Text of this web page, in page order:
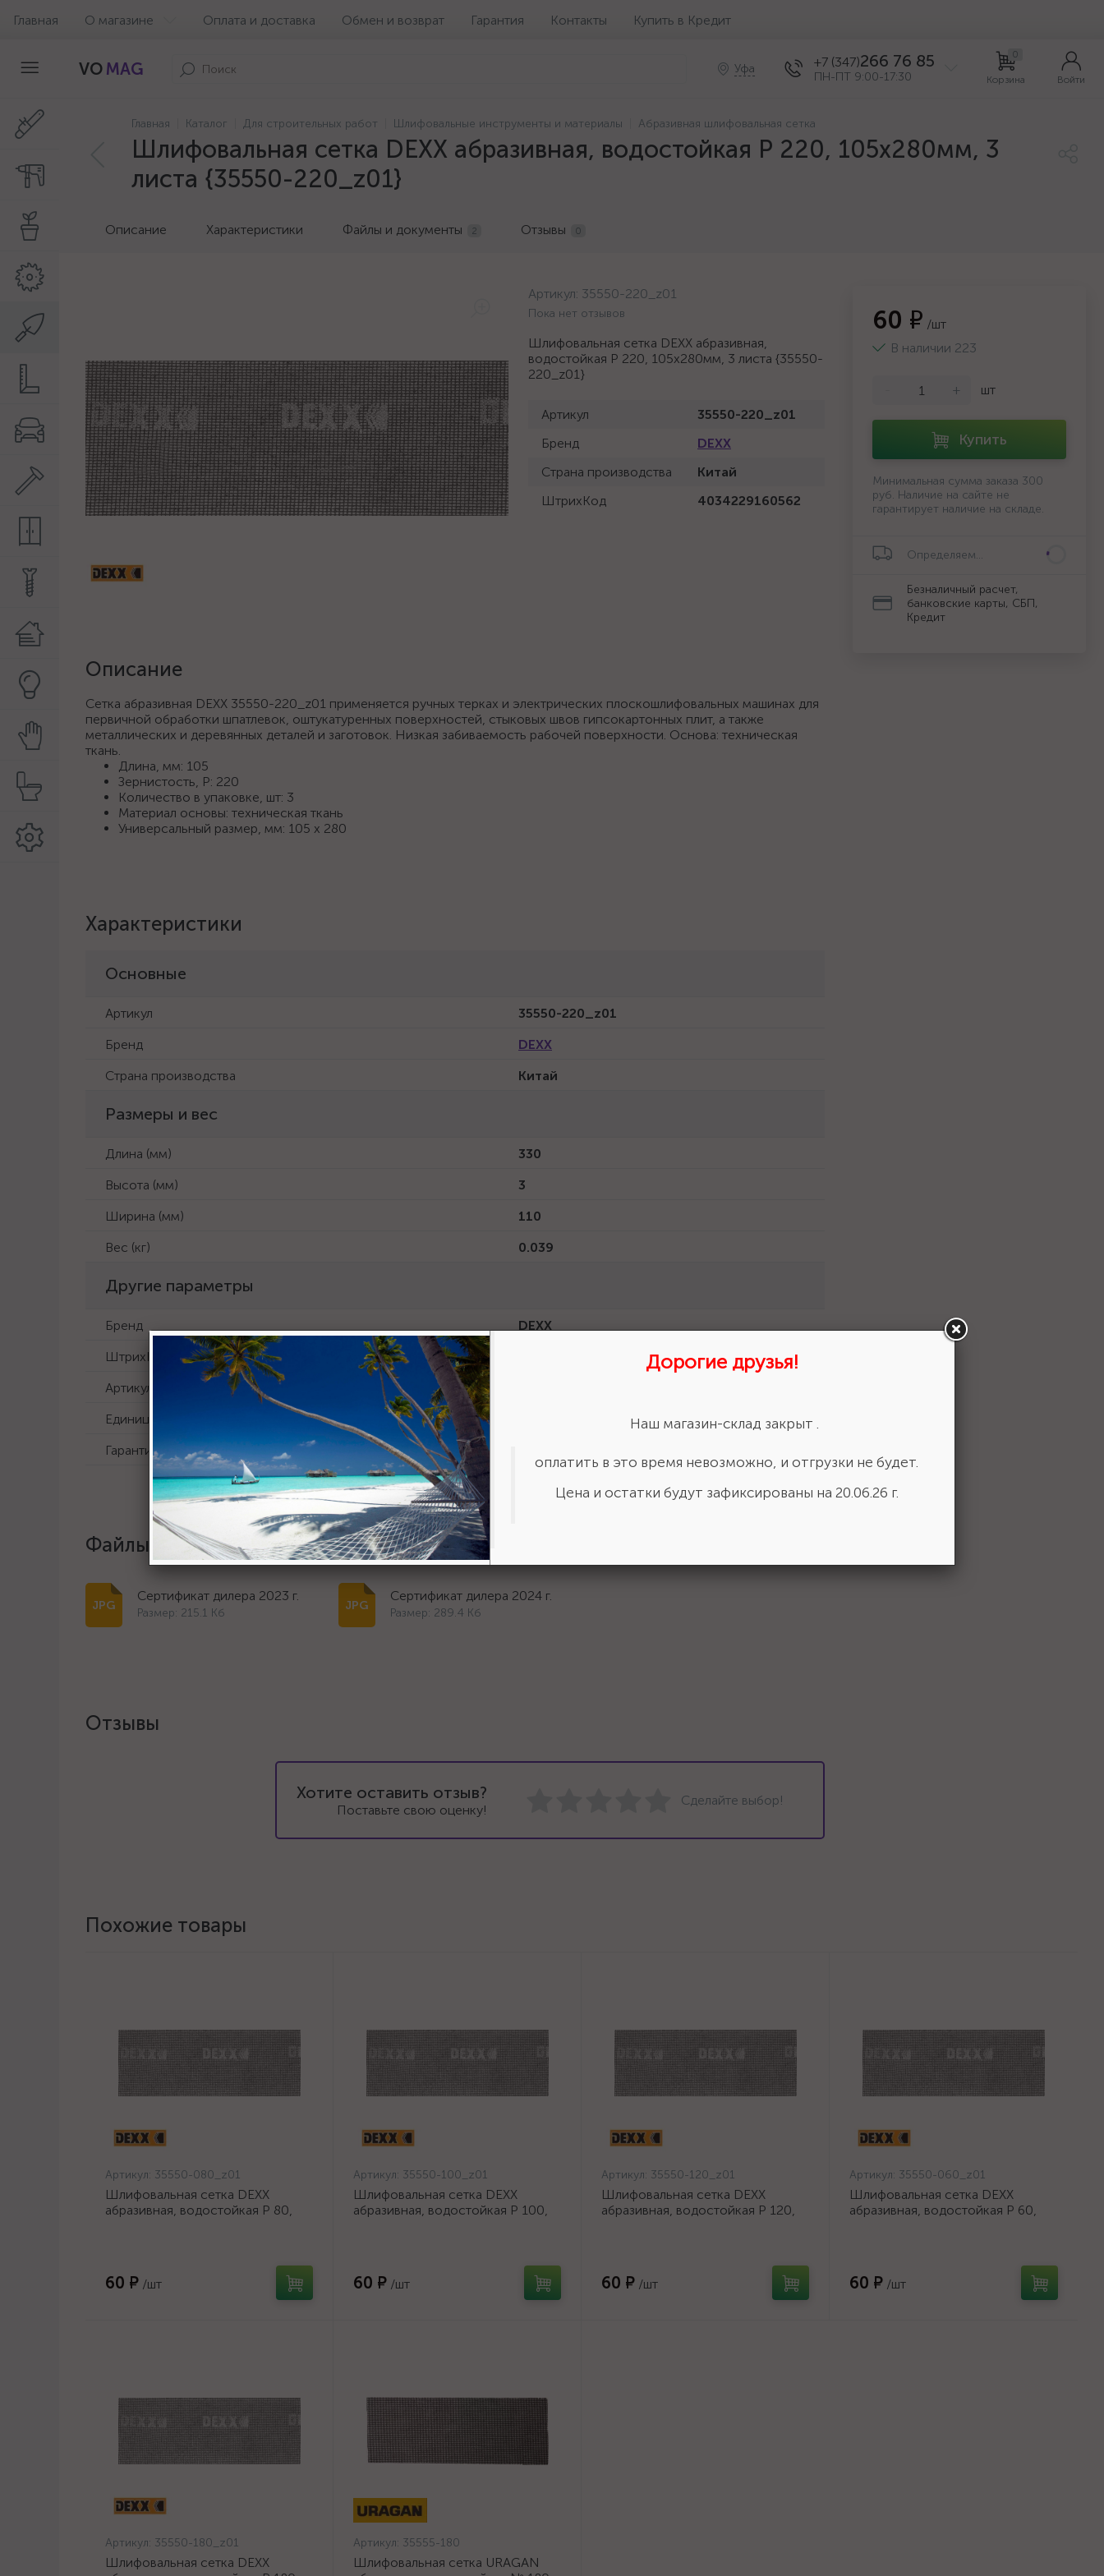
Главная О магазине Оплата и доставка Обмен и возврат Гарантия Контакты Купить в Кредит
VO MAG Уфа +7 (347)266 76 85
ПН-ПТ 9:00-17:30
0
Корзина Войти
Главная Каталог Для строительных работ Шлифовальные инструменты и материалы Абразивная шлифовальная сетка
Шлифовальная сетка DEXX абразивная, водостойкая Р 220, 105х280мм, 3
листа {35550-220_z01}
Описание Характеристики Файлы и документы 2 Отзывы 0
Артикул: 35550-220_z01
Пока нет отзывов
Шлифовальная сетка DEXX абразивная,
водостойкая Р 220, 105х280мм, 3 листа {35550-
220_z01}
Артикул
35550-220_z01
Бренд
DEXX
Страна производства
Китай
ШтрихКод
4034229160562
Описание
Сетка абразивная DEXX 35550-220_z01 применяется ручных терках и электрических плоскошлифовальных машинах для
первичной обработки шпатлевок, оштукатуренных поверхностей, стыковых швов гипсокартонных плит, а также
металлических и деревянных деталей и заготовок. Низкая забиваемость рабочей поверхности. Основа: техническая
ткань.
Длина, мм: 105
Зернистость, P: 220
Количество в упаковке, шт: 3
Материал основы: техническая ткань
Универсальный размер, мм: 105 х 280
Характеристики
Основные
Артикул
35550-220_z01
Бренд
DEXX
Страна производства
Китай
Размеры и вес
Длина (мм)
330
Высота (мм)
3
Ширина (мм)
110
Вес (кг)
0.039
Другие параметры
Бренд
DEXX
ШтрихКод
Артикул
Единица измерения
Гарантия
Файлы и документы
Сертификат дилера 2023 г.
Размер: 215.1 Кб
Сертификат дилера 2024 г.
Размер: 289.4 Кб
60 ₽ /шт
В наличии 223
+ шт
Купить
Минимальная сумма заказа 300
руб. Наличие на сайте не
гарантирует наличие на складе.
Определяем...
Безналичный расчет,
банковские карты, СБП,
Кредит
Отзывы
Хотите оставить отзыв?
Поставьте свою оценку!
Сделайте выбор!
Похожие товары
Артикул: 35550-080_z01
Шлифовальная сетка DEXX
абразивная, водостойкая Р 80,
60 ₽ /шт
Артикул: 35550-100_z01
Шлифовальная сетка DEXX
абразивная, водостойкая Р 100,
60 ₽ /шт
Артикул: 35550-120_z01
Шлифовальная сетка DEXX
абразивная, водостойкая Р 120,
60 ₽ /шт
Артикул: 35550-060_z01
Шлифовальная сетка DEXX
абразивная, водостойкая Р 60,
60 ₽ /шт
Артикул: 35550-180_z01
Шлифовальная сетка DEXX
Артикул: 35555-180
Шлифовальная сетка URAGAN
Дорогие друзья!
Наш магазин-склад закрыт .
оплатить в это время невозможно, и отгрузки не будет.
Цена и остатки будут зафиксированы на 20.06.26 г.